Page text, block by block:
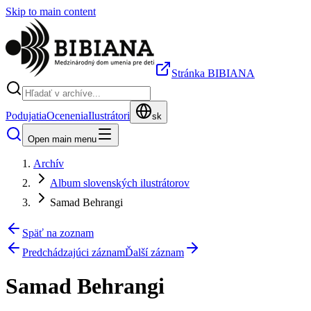
Skip to main content
Stránka BIBIANA
PodujatiaOceneniaIlustrátori sk
Open main menu
Archív
Album slovenských ilustrátorov
Samad Behrangi
Späť na zoznam
Predchádzajúci záznamĎalší záznam
Samad Behrangi